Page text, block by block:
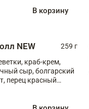
В корзину
NEW
259 г
краб-крем,
сыр, болгарский
перец красный